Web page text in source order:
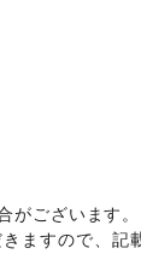
がございます。
ますので、記